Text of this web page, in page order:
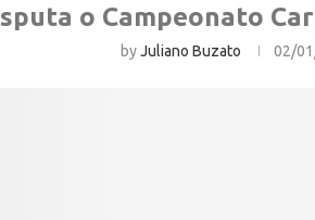
o Campeonato
byJuliano Buzato 02/